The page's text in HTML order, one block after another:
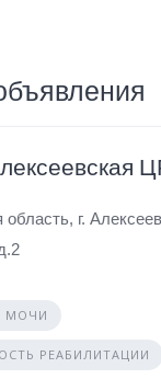
область, г.
МОЧИ
РЕАБИЛИТАЦИИ